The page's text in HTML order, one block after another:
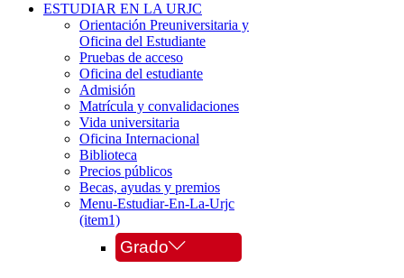
ESTUDIAR EN LA URJC
Orientación Preuniversitaria y
Oficina del Estudiante
Pruebas de acceso
Oficina del estudiante
Admisión
Matrícula y convalidaciones
Vida universitaria
Oficina Internacional
Biblioteca
Precios públicos
Becas, ayudas y premios
Menu-Estudiar-En-La-Urjc
(item1)
Grado